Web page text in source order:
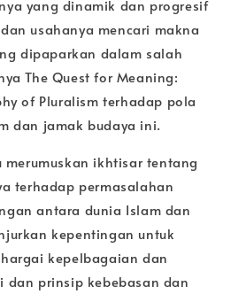
yang dinamik dan progresif
usahanya mencari makna
dipaparkan dalam salah
The Quest for Meaning:
of Pluralism terhadap pola
dan jamak budaya ini.
ikhtisar tentang
terhadap permasalahan
antara dunia Islam dan
kepentingan untuk
kepelbagaian dan
dan prinsip kebebasan dan